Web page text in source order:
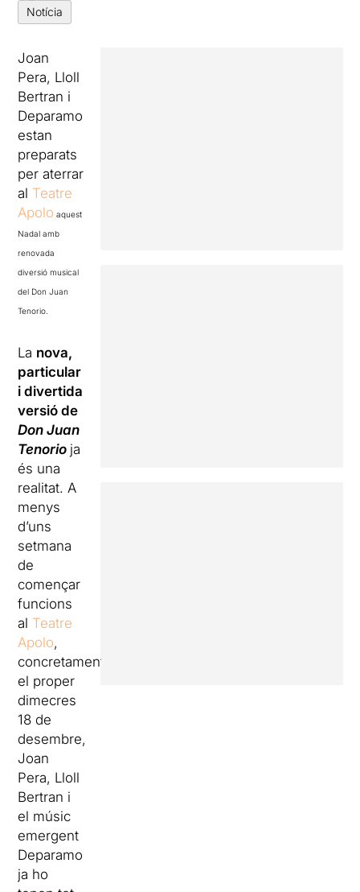
Notícia
Joan
Pera, Lloll
Bertran i
Deparamo
estan
preparats
per aterrar
al Teatre
Apolo aquest
Nadal amb
renovada
diversió musical
del Don Juan
Tenorio.
La nova,
particular
i divertida
versió de
Don Juan
Tenorio ja
és una
realitat. A
menys
d’uns
setmana
de
començar
funcions
al Teatre
Apolo,
concretament
el proper
dimecres
18 de
desembre,
Joan
Pera, Lloll
Bertran i
el músic
emergent
Deparamo
ja ho